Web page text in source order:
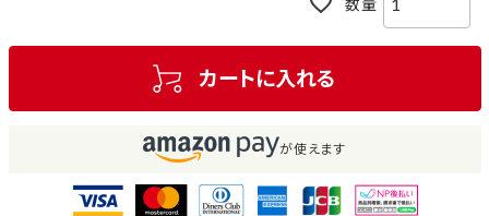
カートに入れる
が使えます